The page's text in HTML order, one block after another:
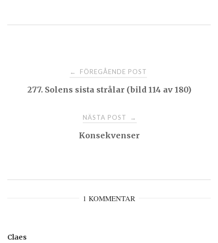
navigation
← FÖREGÅENDE POST
277. Solens sista strålar (bild 114 av 180)
NÄSTA POST →
Konsekvenser
1 KOMMENTAR
Claes